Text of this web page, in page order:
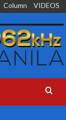
Column VIDEOS